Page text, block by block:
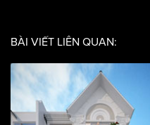
BÀI VIẾT LIÊN QUAN: